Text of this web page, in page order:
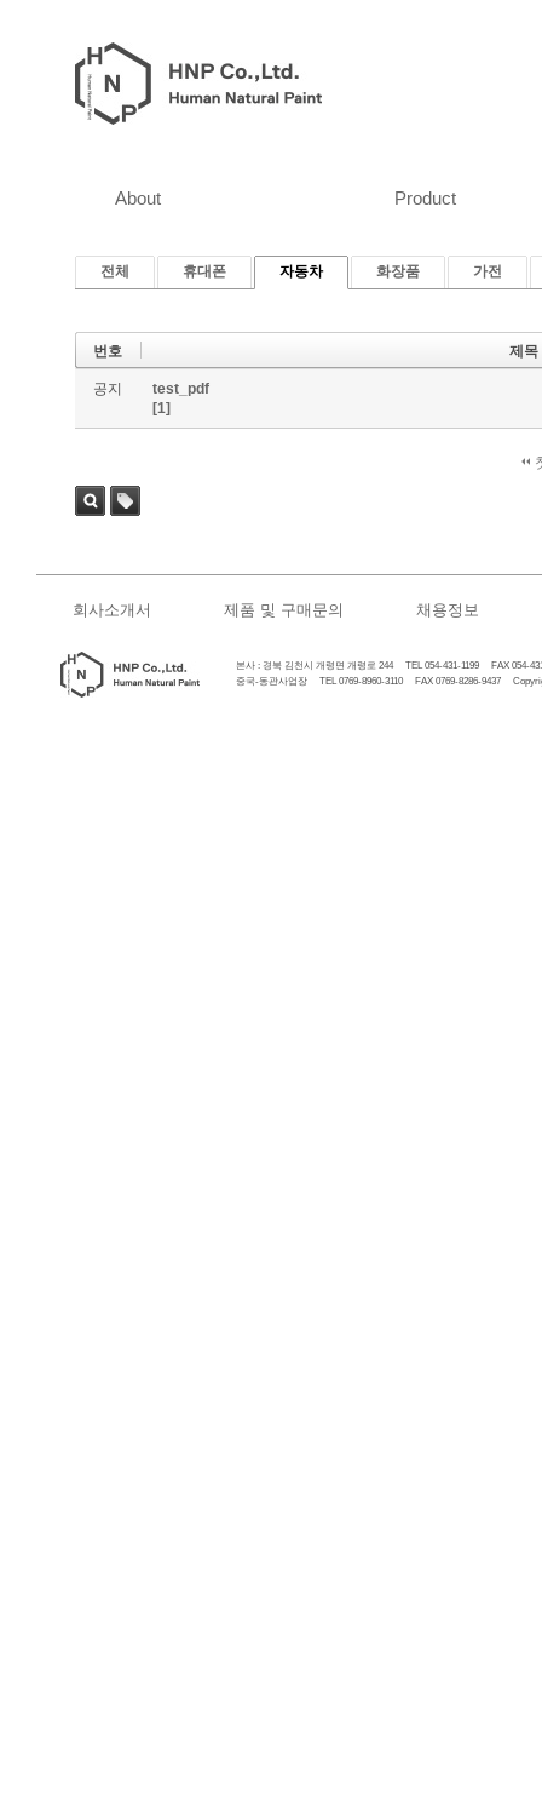
About Product
전체 휴대폰 자동차 화장품 가전
번호 제목
공지
test_pdf
[1]
회사소개서 제품 및 구매문의 채용정보
본사 : 경북 김천시 개령면 개령로 244 TEL 054-431-1199 FAX 054-
중국-동관사업장 TEL 0769-8960-3110 FAX 0769-8286-9437